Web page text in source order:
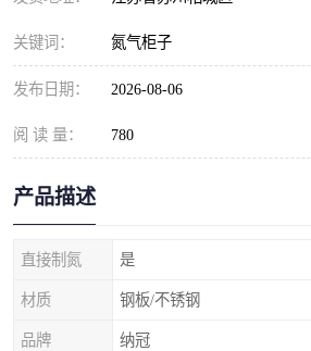
关键词： 氮气柜子
发布日期： 2026-08-06
阅 读 量： 780
产品描述
直接制氮 是
材质 钢板/不锈钢
品牌 纳冠